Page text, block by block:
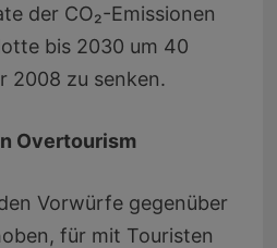
der CO₂-Emissionen
bis 2030 um 40
2008 zu senken.
Overtourism
Vorwürfe gegenüber
für mit Touristen